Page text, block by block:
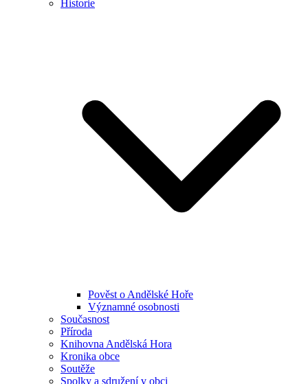
Historie
Pověst o Andělské Hoře
Významné osobnosti
Současnost
Příroda
Knihovna Andělská Hora
Kronika obce
Soutěže
Spolky a sdružení v obci